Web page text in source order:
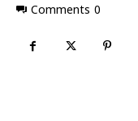
Comments 0